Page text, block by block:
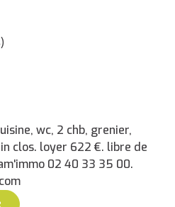
wc, 2 chb, grenier,
clos. loyer 622 €. libre de
02 40 33 35 00.